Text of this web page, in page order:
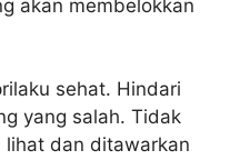
akan membelokkan
sehat. Hindari
yang salah. Tidak
lihat dan ditawarkan